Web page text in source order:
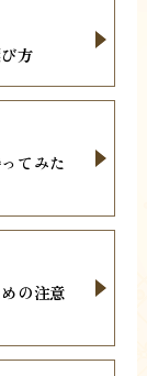
方
てみた
の注意